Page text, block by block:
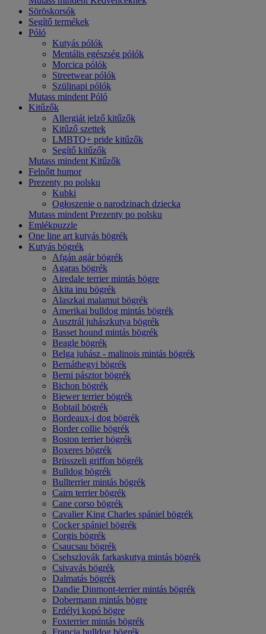
Söröskorsók
Segítő termékek
Póló
Kutyás pólók
Mentális egészség pólók
Morcica pólók
Streetwear pólók
Szülinapi pólók
Mutass mindent Póló
Kitűzők
Allergiát jelző kitűzők
Kitűző szettek
LMBTQ+ pride kitűzők
Segítő kitűzők
Mutass mindent Kitűzők
Felnőtt humor
Prezenty po polsku
Kubki
Ogłoszenie o narodzinach dziecka
Mutass mindent Prezenty po polsku
Emlékpuzzle
One line art kutyás bögrék
Kutyás bögrék
Afgán agár bögrék
Agaras bögrék
Airedale terrier mintás bögre
Akita inu bögrék
Alaszkai malamut bögrék
Amerikai bulldog mintás bögrék
Ausztrál juhászkutya bögrék
Basset hound mintás bögrék
Beagle bögrék
Belga juhász - malinois mintás bögrék
Bernáthegyi bögrék
Berni pásztor bögrék
Bichon bögrék
Biewer terrier bögrék
Bobtail bögrék
Bordeaux-i dog bögrék
Border collie bögrék
Boston terrier bögrék
Boxeres bögrék
Brüsszeli griffon bögrék
Bulldog bögrék
Bullterrier mintás bögrék
Cairn terrier bögrék
Cane corso bögrék
Cavalier King Charles spániel bögrék
Cocker spániel bögrék
Corgis bögrék
Csaucsau bögrék
Csehszlovák farkaskutya mintás bögrék
Csivavás bögrék
Dalmatás bögrék
Dandie Dinmont-terrier mintás bögrék
Dobermann mintás bögre
Erdélyi kopó bögre
Foxterrier mintás bögrék
Francia bulldog bögrék